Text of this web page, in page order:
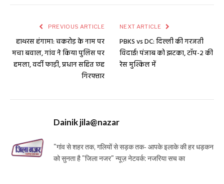
PREVIOUS ARTICLE
हाथरस हंगामा: चकरोड़ के नाम पर
मचा बवाल, गांव ने किया पुलिस पर
हमला, वर्दी फाड़ी, प्रधान सहित छह
गिरफ्तार
NEXT ARTICLE
PBKS vs DC: दिल्ली की गरजती
विदाई! पंजाब को झटका, टॉप-2 की
रेस मुश्किल में
Dainik jila@nazar
"गांव से शहर तक, गलियों से सड़क तक- आपके इलाके की हर धड़कन
को सुनता है "जिला नजर" न्यूज़ नेटवर्क: नजरिया सच का